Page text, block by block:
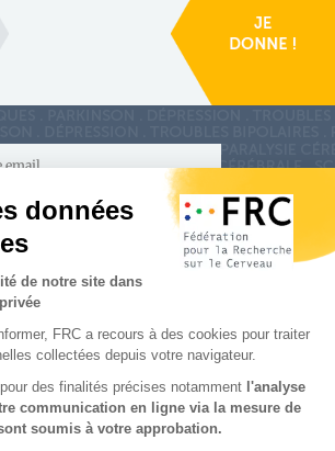
S'inscrire à la newsletter
les réseaux sociaux
Partenaires & Mécènes